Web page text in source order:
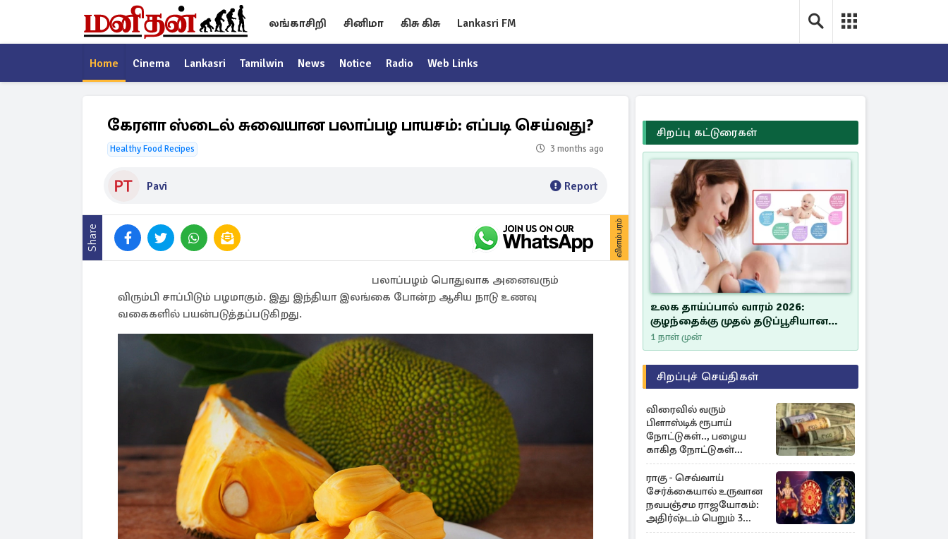
லங்காசிறி சினிமா கிசு கிசு Lankasri FM
Home Cinema Lankasri Tamilwin News Notice Radio Web Links
கேரளா ஸ்டைல் சுவையான பலாப்பழ பாயசம்: எப்படி செய்வது?
Healthy Food Recipes 3 months ago
Pavi Report
Share விளம்பரம்
பலாப்பழம் பொதுவாக அனைவரும்
விரும்பி சாப்பிடும் பழமாகும். இது இந்தியா இலங்கை போன்ற ஆசிய நாடு உணவு
வகைகளில் பயன்படுத்தப்படுகிறது.
சிறப்பு கட்டுரைகள்
உலக தாய்ப்பால் வாரம் 2026:
குழந்தைக்கு முதல் தடுப்பூசியான
சீம்பாலின் முக்கியத்துவம்!
1 நாள் முன்
சிறப்புச் செய்திகள்
விரைவில் வரும்
பிளாஸ்டிக் ரூபாய்
நோட்டுகள்.., பழைய
காகித நோட்டுகள்
செல்லுமா?
ராகு - செவ்வாய்
சேர்க்கையால் உருவான
நவபஞ்சம ராஜயோகம்:
அதிர்ஷ்டம் பெறும் 3
ராசிகள்!